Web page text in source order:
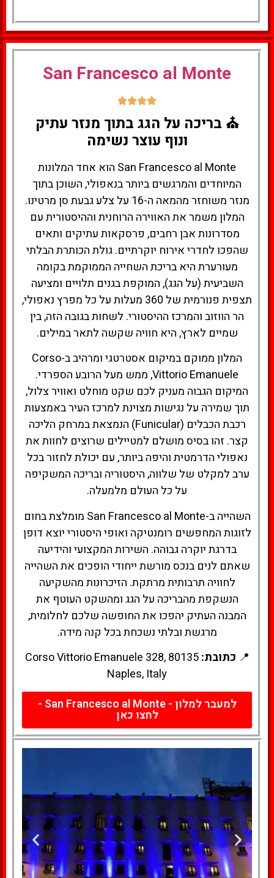
למעבר למלון
כאן
San Francesco al Monte
⛪ בריכה על הגג בתוך מנזר עתיק
ונוף עוצר נשימה
San Francesco al Monte הוא אחד המלונות
המיוחדים והמרגשים ביותר בנאפולי, השוכן בתוך
מנזר משוחזר מהמאה ה-16 על צלע גבעת סן מרטינו.
המלון משמר את האווירה הרוחנית וההיסטורית עם
מסדרונות אבן רחבים, פרסקאות עתיקים ותאים
שהפכו לחדרי אירוח יוקרתיים. גולת הכותרת הבלתי
מעורערת היא בריכת השחייה הממוקמת בקומה
השביעית (על הגג), המוקפת בגנים תלויים ומציעה
תצפית פנורמית של 360 מעלות על כל מפרץ נאפולי,
הר הווזוב והמרכז ההיסטורי. לשחות בגובה הזה, בין
שמיים לארץ, היא חוויה שקשה לתאר במילים.
המלון ממוקם במיקום אסטרטגי ומרהיב ב-Corso
Vittorio Emanuele, ממש מעל הרובע הספרדי.
המיקום הגבוה מעניק לכם שקט מוחלט ואוויר צלול,
תוך שמירה על נגישות מצוינת למרכז העיר באמצעות
רכבת הכבלים (Funicular) הנמצאת במרחק הליכה
קצר. זהו בסיס מושלם למטיילים שרוצים לחוות את
נאפולי הדרמטית והיפה ביותר, עם יכולת לחזור בכל
ערב למקלט של שלווה, היסטוריה ובריכה המשקיפה
על כל העולם מלמעלה.
השהייה ב-San Francesco al Monte מומלצת בחום
לזוגות המחפשים רומנטיקה ואופי היסטורי יוצא דופן
בדרגת יוקרה גבוהה. השירות המקצועי והידיעה
שאתם לנים בנכס מורשת ייחודי הופכים את השהייה
לחוויה תרבותית מרתקת. הזיכרונות מהשקיעה
הנשקפת מהבריכה על הגג ומהשקט העוטף את
המבנה העתיק יהפכו את החופשה שלכם לחלומית,
מרגשת ובלתי נשכחת בכל קנה מידה.
📍 כתובת: Corso Vittorio Emanuele 328, 80135
Naples, Italy
למעבר למלון - San Francesco al Monte -
לחצו כאן